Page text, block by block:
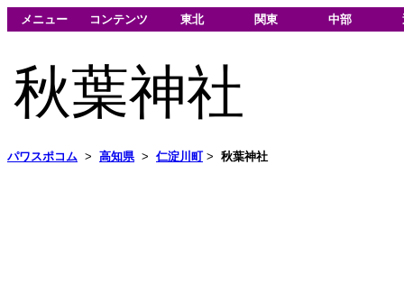
メニュー コンテンツ 東北 関東 中部
秋葉神社
パワスポコム > 高知県> 仁淀川町> 秋葉神社